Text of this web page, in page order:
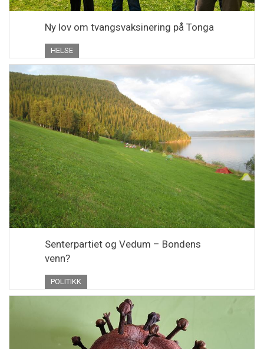
Ny lov om tvangsvaksinering på Tonga
HELSE
Senterpartiet og Vedum – Bondens
venn?
POLITIKK